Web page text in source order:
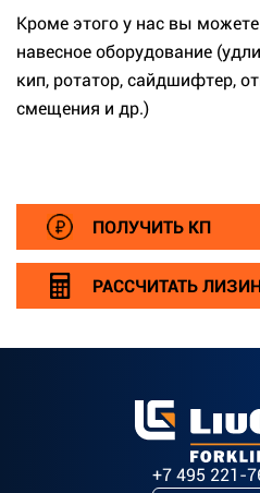
Кроме этого у нас вы
навесное оборудование
кип, ротатор, сайдшифтер,
смещения и др.)
ПОЛУЧИТЬ КП
РАССЧИТАТЬ
+7 495 221-